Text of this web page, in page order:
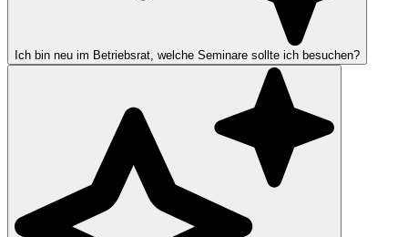
Ich bin neu im Betriebsrat, welche Seminare sollte ich besuchen?